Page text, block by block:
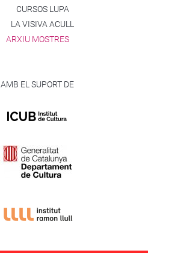
CURSOS LUPA
LA VISIVA ACULL
ARXIU MOSTRES
AMB EL SUPORT DE